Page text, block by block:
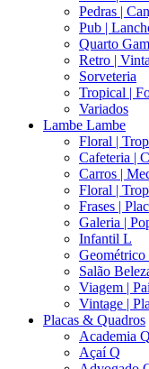
Pedras |
Pub |
Quarto
Retro |
Sorveteria
Tropical |
Variados
Lambe Lambe
Floral |
Cafeteria |
Carros |
Floral |
Frases |
Galeria |
Infantil L
Geométrico
Salão
Viagem |
Vintage |
Placas & Quadros
Academia Q
Açaí Q